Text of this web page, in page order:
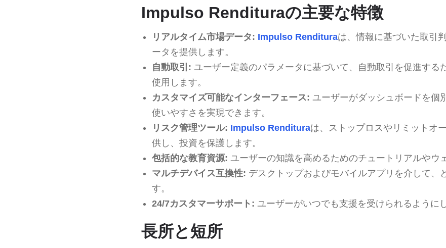
Impulso Rendituraの主要な特徴
リアルタイム市場データ: Impulso Rendituraは、情報に基づいた取引
ータを提供します。
自動取引: ユーザー定義のパラメータに基づいて、自動取引を促進する
使用します。
カスタマイズ可能なインターフェース: ユーザーがダッシュボードを個
使いやすさを実現できます。
リスク管理ツール: Impulso Rendituraは、ストップロスやリミットオ
供し、投資を保護します。
包括的な教育資源: ユーザーの知識を高めるためのチュートリアルやウ
マルチデバイス互換性: デスクトップおよびモバイルアプリを介して、
す。
24/7カスタマーサポート: ユーザーがいつでも支援を受けられるように
長所と短所